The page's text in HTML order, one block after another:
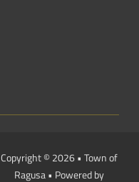
Copyright © 2026 • Town of
Ragusa • Powered by